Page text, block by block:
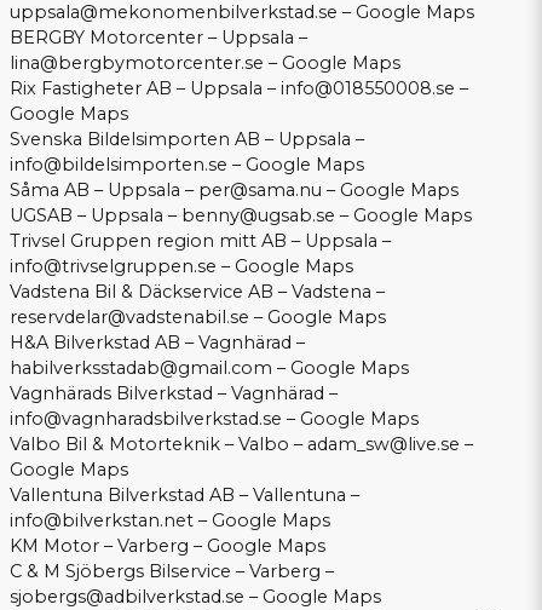
uppsala@mekonomenbilverkstad.se – Google Maps
BERGBY Motorcenter – Uppsala –
lina@bergbymotorcenter.se – Google Maps
Rix Fastigheter AB – Uppsala –info@018550008.se –
Google Maps
Svenska Bildelsimporten AB – Uppsala –
info@bildelsimporten.se – Google Maps
Såma AB – Uppsala – per@sama.nu – Google Maps
UGSAB – Uppsala – benny@ugsab.se – Google Maps
Trivsel Gruppen region mitt AB – Uppsala –
info@trivselgruppen.se – Google Maps
Vadstena Bil & Däckservice AB – Vadstena –
reservdelar@vadstenabil.se – Google Maps
H&A Bilverkstad AB – Vagnhärad –
habilverksstadab@gmail.com – Google Maps
Vagnhärads Bilverkstad – Vagnhärad –
info@vagnharadsbilverkstad.se – Google Maps
Valbo Bil & Motorteknik – Valbo – adam_sw@live.se –
Google Maps
Vallentuna Bilverkstad AB – Vallentuna –
info@bilverkstan.net – Google Maps
KM Motor – Varberg – Google Maps
C & M Sjöbergs Bilservice – Varberg –
sjobergs@adbilverkstad.se – Google Maps